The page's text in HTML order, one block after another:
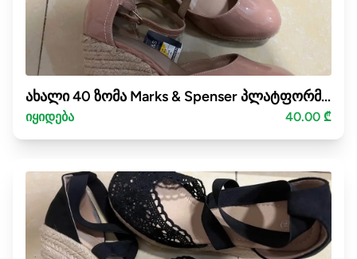
ახალი 40 ზომა Marks & Spenser პლატფორმა ფეხსაცმელი
იყიდება 40.00 ₾